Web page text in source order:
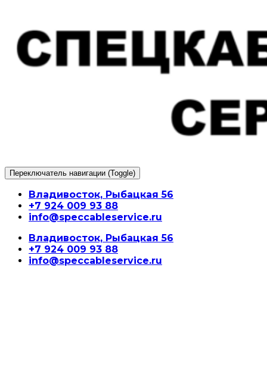
содержимому
Переключатель навигации (Toggle)
Владивосток, Рыбацкая 56
+7 924 009 93 88
info@speccableservice.ru
Владивосток, Рыбацкая 56
+7 924 009 93 88
info@speccableservice.ru